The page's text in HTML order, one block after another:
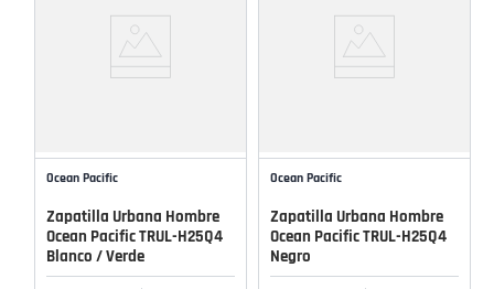
Ocean Pacific
Zapatilla Urbana Hombre
Ocean Pacific TRUL-H25Q4
Blanco / Verde
Ocean Pacific
Zapatilla Urbana Hombre
Ocean Pacific TRUL-H25Q4
Negro